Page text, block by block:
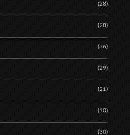
(28)
(28)
(36)
(29)
(21)
(10)
(30)